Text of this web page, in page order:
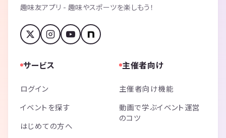
趣味友アプリ - 趣味やスポーツを楽しもう！
サービス
ログイン
イベントを探す
はじめての方へ
主催者向け
主催者向け機能
動画で学ぶイベント運営
のコツ